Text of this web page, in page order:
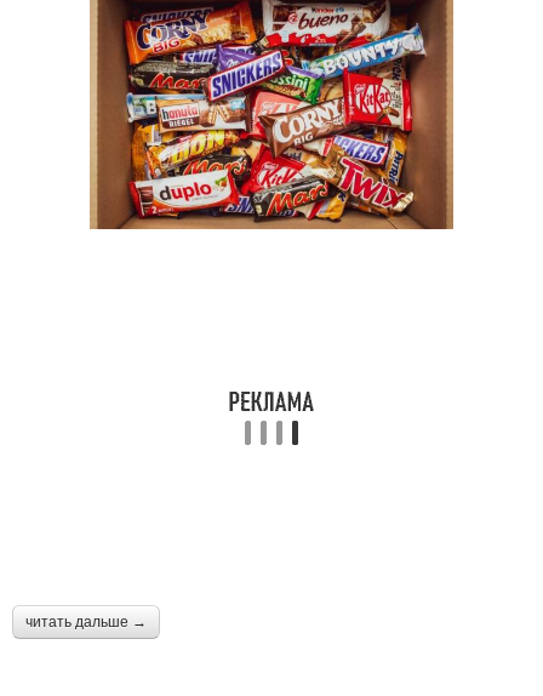
читать дальше →